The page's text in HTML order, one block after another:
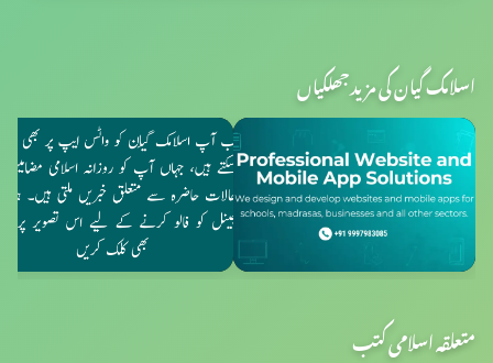
اسلامک گیان کی مزید جھلکیاں
متعلقہ اسلامی کتب